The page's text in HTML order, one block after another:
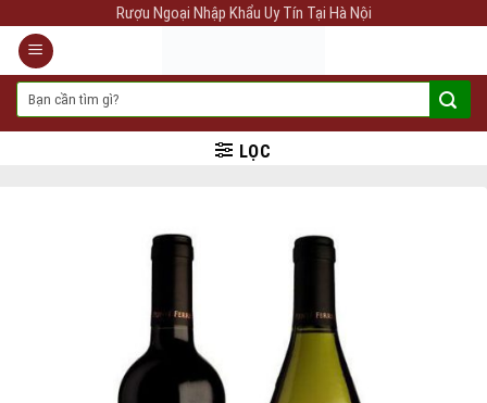
content
Rượu Ngoại Nhập Khẩu Uy Tín Tại Hà Nội
kiếm:
LỌC